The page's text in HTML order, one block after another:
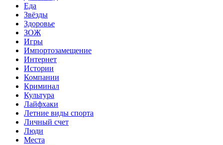
Еда
Звёзды
Здоровье
ЗОЖ
Игры
Импортозамещение
Интернет
Истории
Компании
Криминал
Культура
Лайфхаки
Летние виды спорта
Личный счет
Люди
Места